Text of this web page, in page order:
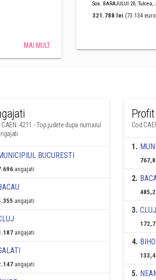
MAI MULT
Sos. BARAJULUI 20, Tulcea,
321.788 lei (73.134
4211 - Top judete dupa numarul
BUCURESTI
angajati
angajati
angajati
angajati
Profit
Cod
1.
2.
3. CLUJ
4.
5.